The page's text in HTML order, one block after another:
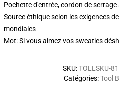
Pochette d'entrée, cordon de
Source éthique selon les exigences
mondiales
Mot: Si vous aimez vos sweaties
SKU:TOLLSKU-
Catégories:Tool